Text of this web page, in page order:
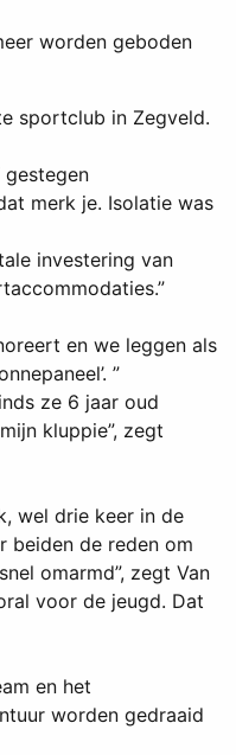
worden geboden
sportclub in Zegveld.
merk je. Isolatie was
investering van
en we leggen als
”
ze 6 jaar oud
kluppie”, zegt
wel drie keer in de
beiden de reden om
omarmd”, zegt Van
voor de jeugd. Dat
en het
worden gedraaid